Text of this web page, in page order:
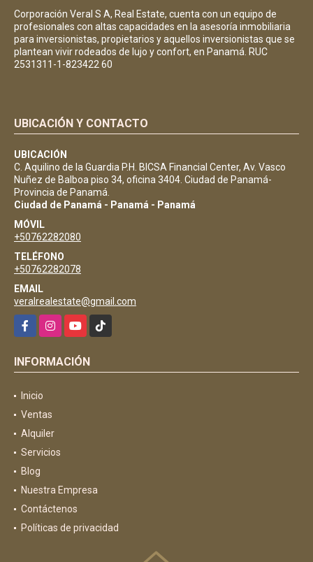
Corporación Veral S A, Real Estate, cuenta con un equipo de
profesionales con altas capacidades en la asesoría inmobiliaria
para inversionistas, propietarios y aquellos inversionistas que se
plantean vivir rodeados de lujo y confort, en Panamá. RUC
2531311-1-823422 60
UBICACIÓN Y CONTACTO
UBICACIÓN
C. Aquilino de la Guardia P.H. BICSA Financial Center, Av. Vasco
Nuñez de Balboa piso 34, oficina 3404. Ciudad de Panamá-
Provincia de Panamá.
Ciudad de Panamá - Panamá - Panamá
MÓVIL
+50762282080
TELÉFONO
+50762282078
EMAIL
veralrealestate@gmail.com
FacebookInstagramYouTubeTikTok
INFORMACIÓN
Inicio
Ventas
Alquiler
Servicios
Blog
Nuestra Empresa
Contáctenos
Políticas de privacidad